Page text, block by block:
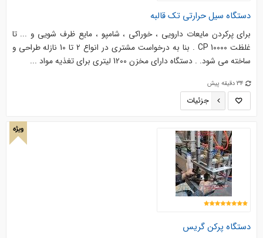
دستگاه سیل حرارتی تک قالبه
برای پرکردن مایعات دارویی ، خوراکی ، شامپو ، مایع ظرف شویی و ... تا
غلظت CP 10000 . بنا به درخواست مشتری در انواع 2 تا 10 نازله طراحی و
ساخته می شود. . دستگاه دارای مخزن 1200 لیتری برای تغذیه مواد ...
34 دقیقه پیش
جزئیات
ویژه
دستگاه پرکن گریس